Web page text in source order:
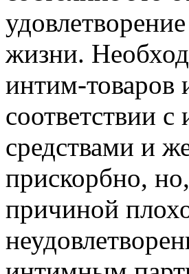
жизни.
интим-товаров
соответствии
средствами и
прискорбно,
причиной